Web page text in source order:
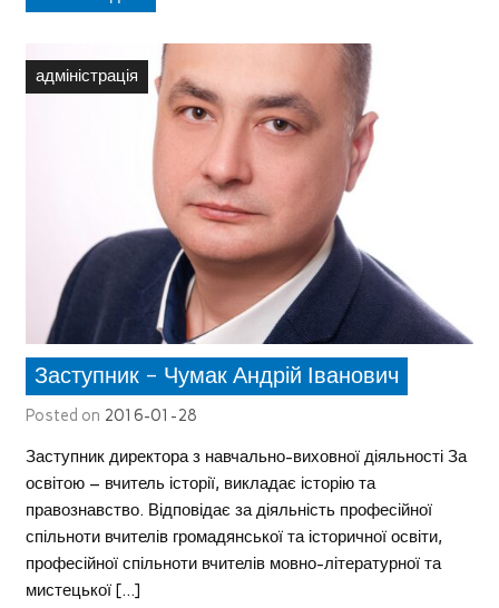
адміністрація
Заступник – Чумак Андрій Іванович
Posted on 2016-01-28
Заступник директора з навчально-виховної діяльності За
освітою – вчитель історії, викладає історію та
правознавство. Відповідає за діяльність професійної
спільноти вчителів громадянської та історичної освіти,
професійної спільноти вчителів мовно-літературної та
мистецької […]